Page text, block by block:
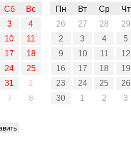
Сб
Вс
3
4
10
11
17
18
24
25
31
1
7
8
Пн
Вт Ср Чт
26
27 28 29
2
3 4 5
9
10 11 12
16
17 18 19
23
24 25 26
30
1 2 3